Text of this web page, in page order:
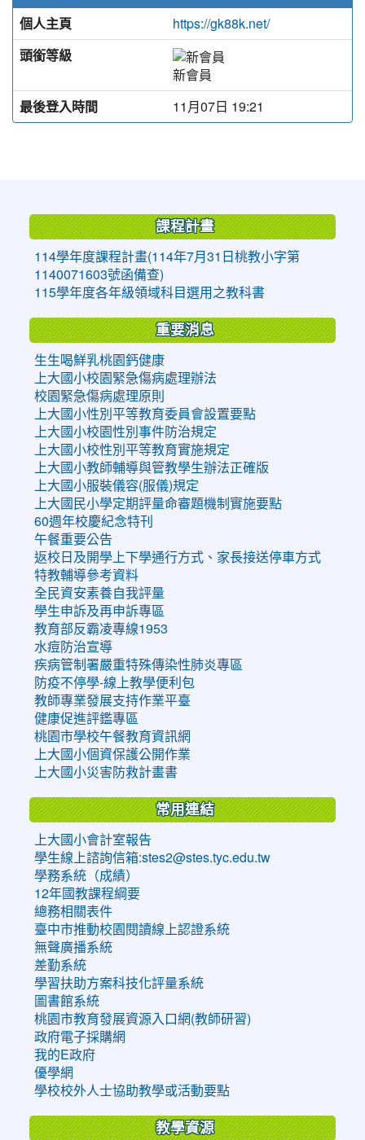
個人主頁
https://gk88k.net/
頭銜等級
新會員
最後登入時間
11月07日 19:21
課程計畫
114學年度課程計畫(114年7月31日桃教小字第
1140071603號函備查)
115學年度各年級領域科目選用之教科書
重要消息
生生喝鮮乳桃園鈣健康
上大國小校園緊急傷病處理辦法
校園緊急傷病處理原則
上大國小性別平等教育委員會設置要點
上大國小校園性別事件防治規定
上大國小校性別平等教育實施規定
上大國小教師輔導與管教學生辦法正確版
上大國小服裝儀容(服儀)規定
上大國民小學定期評量命審題機制實施要點
60週年校慶紀念特刊
午餐重要公告
返校日及開學上下學通行方式、家長接送停車方式
特教輔導參考資料
全民資安素養自我評量
學生申訴及再申訴專區
教育部反霸凌專線1953
水痘防治宣導
疾病管制署嚴重特殊傳染性肺炎專區
防疫不停學-線上教學便利包
教師專業發展支持作業平臺
健康促進評鑑專區
桃園市學校午餐教育資訊網
上大國小個資保護公開作業
上大國小災害防救計畫書
常用連結
上大國小會計室報告
學生線上諮詢信箱:stes2@stes.tyc.edu.tw
學務系統（成績）
12年國教課程綱要
總務相關表件
臺中市推動校園閱讀線上認證系統
無聲廣播系統
差勤系統
學習扶助方案科技化評量系統
圖書館系統
桃園市教育發展資源入口網(教師研習)
政府電子採購網
我的E政府
優學網
學校校外人士協助教學或活動要點
教學資源